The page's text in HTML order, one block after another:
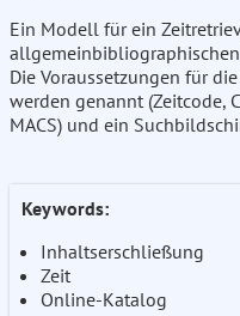
Ein Modell für ein
Die Voraussetzungen für
werden genannt (Zeitcode,
MACS) und ein
Keywords:
Inhaltserschließung
Zeit
Online-Katalog